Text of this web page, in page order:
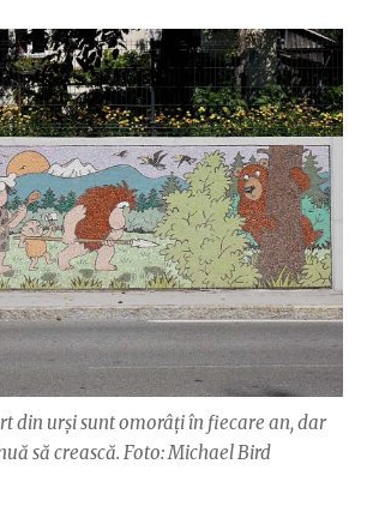
din urși sunt omorâți în fiecare an, dar
să crească. Foto: Michael Bird